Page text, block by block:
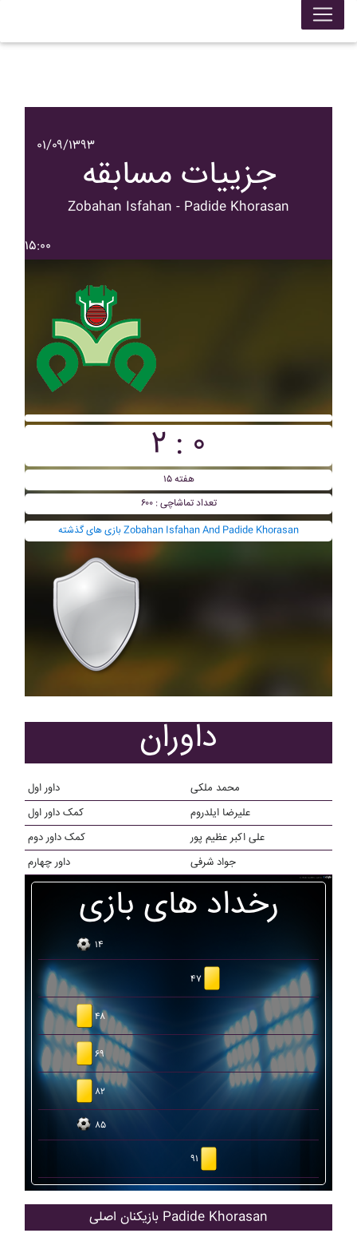
۰۱/۰۹/۱۳۹۳
جزییات مسابقه
Zobahan Isfahan - Padide Khorasan
۱۵:۰۰
۲ : ۰
هفته ۱۵
تعداد تماشاچی : ۶۰۰
بازی های گذشته Zobahan Isfahan And Padide Khorasan
داوران
داور اول
محمد ملکی
کمک داور اول
علیرضا ایلدروم
کمک داور دوم
علی اکبر عظیم پور
داور چهارم
جواد شرفی
رخداد های بازی
۱۴
۴۷
۴۸
۶۹
۸۲
۸۵
۹۱
بازیکنان اصلی Padide Khorasan